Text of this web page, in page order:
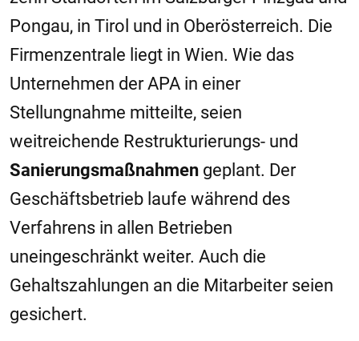
Pongau, in Tirol und in Oberösterreich. Die
Firmenzentrale liegt in Wien. Wie das
Unternehmen der APA in einer
Stellungnahme mitteilte, seien
weitreichende Restrukturierungs- und
Sanierungsmaßnahmen geplant. Der
Geschäftsbetrieb laufe während des
Verfahrens in allen Betrieben
uneingeschränkt weiter. Auch die
Gehaltszahlungen an die Mitarbeiter seien
gesichert.